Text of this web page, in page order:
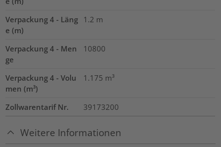
Verpackung 4 - Läng
e (m)
1.2 m
Verpackung 4 - Men
ge
10800
Verpackung 4 - Volu
men (m³)
1.175 m³
Zollwarentarif Nr. 39173200
Weitere Informationen